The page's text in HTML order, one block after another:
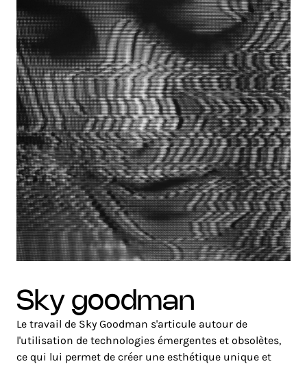
sky goodman
Le travail de Sky Goodman s'articule autour de
l'utilisation de technologies émergentes et obsolètes,
ce qui lui permet de créer une esthétique unique et